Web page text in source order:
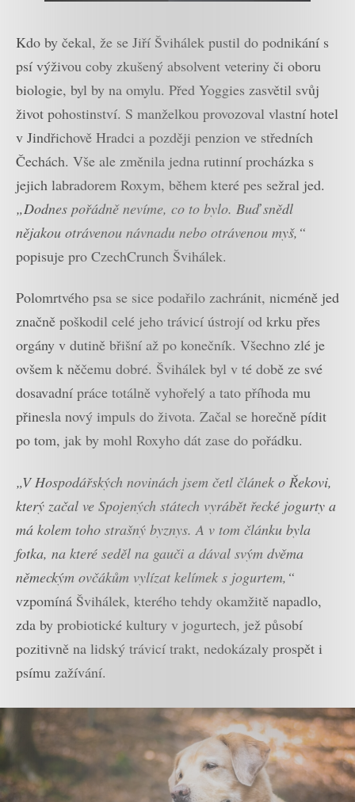
Kdo by čekal, že se Jiří Švihálek pustil do podnikání s
psí výživou coby zkušený absolvent veteriny či oboru
biologie, byl by na omylu. Před Yoggies zasvětil svůj
život pohostinství. S manželkou provozoval vlastní hotel
v Jindřichově Hradci a později penzion ve středních
Čechách. Vše ale změnila jedna rutinní procházka s
jejich labradorem Roxym, během které pes sežral jed.
„Dodnes pořádně nevíme, co to bylo. Buď snědl
nějakou otrávenou návnadu nebo otrávenou myš,“
popisuje pro CzechCrunch Švihálek.
Polomrtvého psa se sice podařilo zachránit, nicméně jed
značně poškodil celé jeho trávicí ústrojí od krku přes
orgány v dutině břišní až po konečník. Všechno zlé je
ovšem k něčemu dobré. Švihálek byl v té době ze své
dosavadní práce totálně vyhořelý a tato příhoda mu
přinesla nový impuls do života. Začal se horečně pídit
po tom, jak by mohl Roxyho dát zase do pořádku.
„V Hospodářských novinách jsem četl článek o Řekovi,
který začal ve Spojených státech vyrábět řecké jogurty a
má kolem toho strašný byznys. A v tom článku byla
fotka, na které seděl na gauči a dával svým dvěma
německým ovčákům vylízat kelímek s jogurtem,“
vzpomíná Švihálek, kterého tehdy okamžitě napadlo,
zda by probiotické kultury v jogurtech, jež působí
pozitivně na lidský trávicí trakt, nedokázaly prospět i
psímu zažívání.